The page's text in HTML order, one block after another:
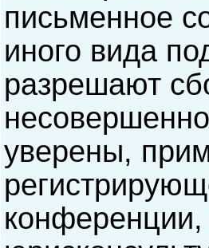
письменное
иного вида
разрешают
уверены,